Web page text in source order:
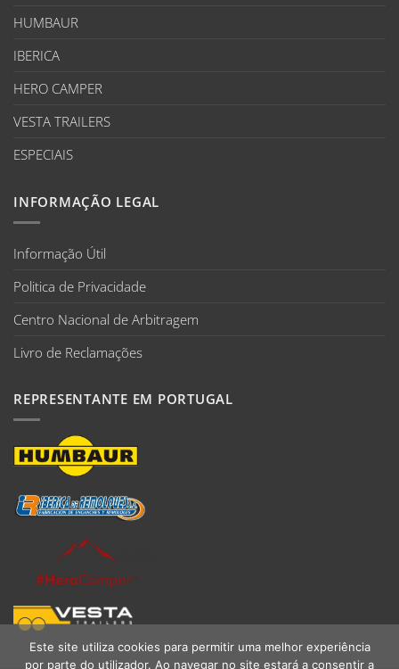
HUMBAUR
IBERICA
HERO CAMPER
VESTA TRAILERS
ESPECIAIS
INFORMAÇÃO LEGAL
Informação Útil
Politica de Privacidade
Centro Nacional de Arbitragem
Livro de Reclamações
REPRESENTANTE EM PORTUGAL
Este site utiliza cookies para permitir uma melhor experiência
por parte do utilizador. Ao navegar no site estará a consentir a